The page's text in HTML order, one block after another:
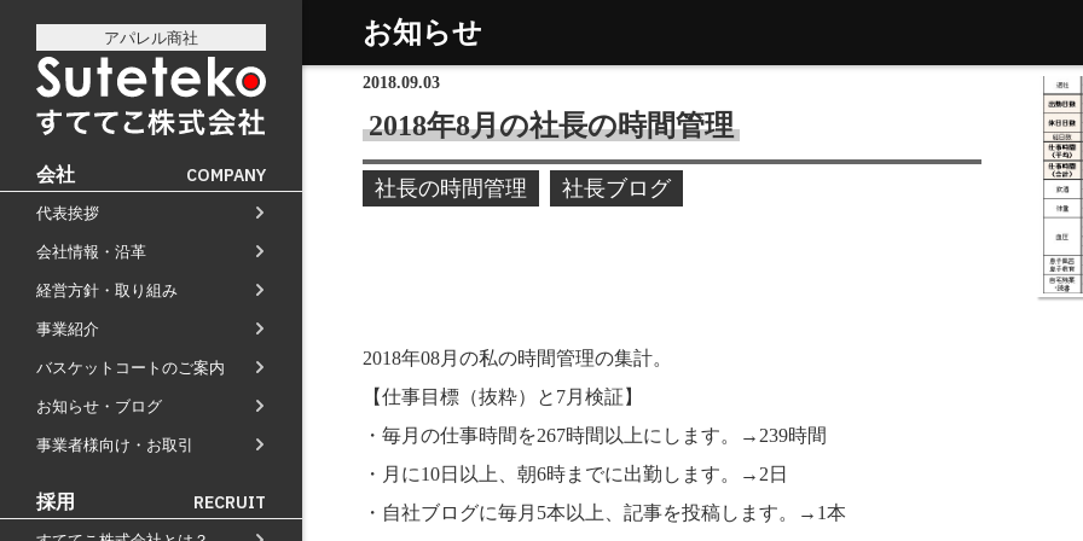
アパレル商社
会社 COMPANY
代表挨拶 社長プロフィール
会社情報・沿革
組織図
経営方針・取り組み
取り組み
事業紹介
自社PB製造販売事業
地域向け学生服販売
バスケットコートのご案内
お知らせ・ブログ お知らせ
メディア掲載
物流センター建設
事業者様向け・お取引
採用 RECRUIT
お知らせ
2018.09.03
2018年8月の社長の時間管理
社長の時間管理 社長ブログ
2018年08月の私の時間管理の集計。
【仕事目標（抜粋）と7月検証】
・毎月の仕事時間を267時間以上にします。→239時間
・月に10日以上、朝6時までに出勤します。→2日
・自社ブログに毎月5本以上、記事を投稿します。→1本